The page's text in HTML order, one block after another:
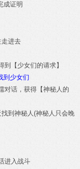
成证明
走进去
【少女们的请求】
到少女们
对话，获得【神秘人的
到神秘人(神秘人只会晚
进入战斗